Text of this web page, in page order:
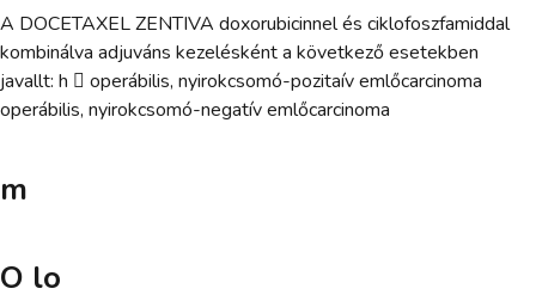
A DOCETAXEL ZENTIVA doxorubicinnel és ciklofoszfamiddal
kombinálva adjuváns kezelésként a következő esetekben
javallt: h  operábilis, nyirokcsomó-pozitaív emlőcarcinoma
operábilis, nyirokcsomó-negatív emlőcarcinoma
m
O lo